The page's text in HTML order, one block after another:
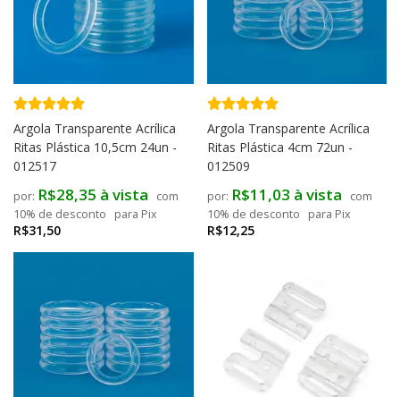
Argola Transparente Acrílica
Ritas Plástica 10,5cm 24un -
012517
R$31,50
R$28,35 à vista
com
10% de desconto
para Pix
Argola Transparente Acrílica
Ritas Plástica 4cm 72un -
012509
R$12,25
R$11,03 à vista
com
10% de desconto
para Pix